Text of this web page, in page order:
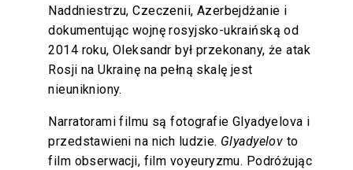
Naddniestrzu, Czeczenii, Azerbejdżanie i
dokumentując wojnę rosyjsko-ukraińską od
2014 roku, Oleksandr był przekonany, że atak
Rosji na Ukrainę na pełną skalę jest
nieunikniony.
Narratorami filmu są fotografie Glyadyelova i
przedstawieni na nich ludzie. Glyadyelov to
film obserwacji, film voyeuryzmu. Podróżując